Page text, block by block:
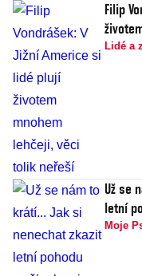
Filip
Lidé a
Už se
letní
Moje